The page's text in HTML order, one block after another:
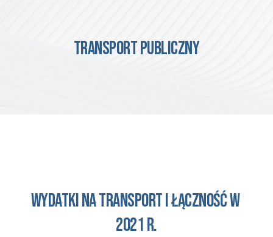
TRANSPORT PUBLICZNY
wydatki na transport i łączność w
2021 r.